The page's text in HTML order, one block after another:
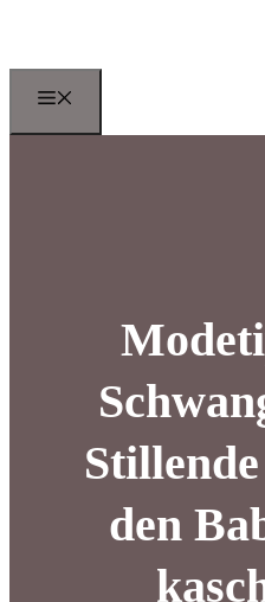
springen
den